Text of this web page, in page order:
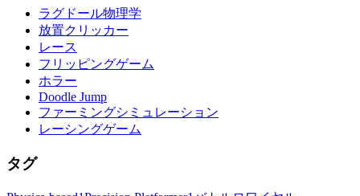
ラグドール物理学
放置クリッカー
レース
フリッピングゲーム
ホラー
Doodle Jump
ファーミングシミュレーション
レーシングゲーム
タグ